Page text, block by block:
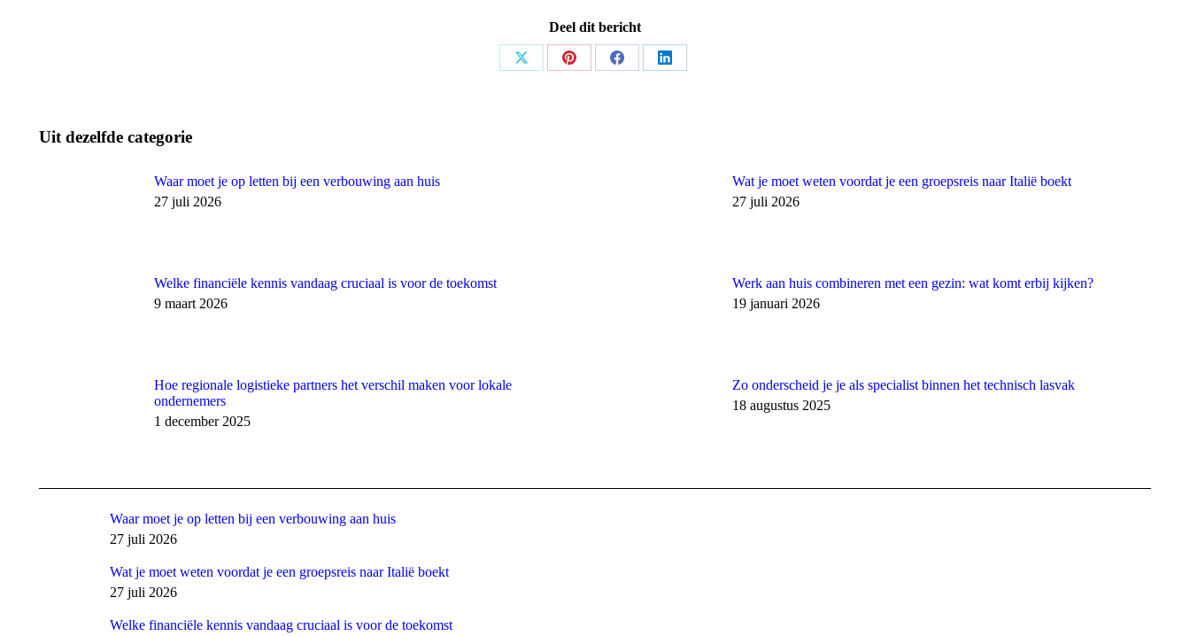
Deel dit bericht
Share
Share
Share
Share
Uit dezelfde categorie
Waar moet je op letten bij een verbouwing aan huis
27 juli 2026
Wat je moet weten voordat je een groepsreis naar Italië boekt
27 juli 2026
Welke financiële kennis vandaag cruciaal is voor de toekomst
9 maart 2026
Werk aan huis combineren met een gezin: wat komt erbij kijken?
19 januari 2026
Hoe regionale logistieke partners het verschil maken voor lokale
ondernemers
1 december 2025
Zo onderscheid je je als specialist binnen het technisch lasvak
18 augustus 2025
Waar moet je op letten bij een verbouwing aan huis
27 juli 2026
Wat je moet weten voordat je een groepsreis naar Italië boekt
27 juli 2026
Welke financiële kennis vandaag cruciaal is voor de toekomst